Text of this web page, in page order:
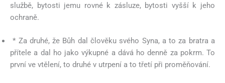
službě, bytosti jemu rovné k zásluze, bytosti vyšší k jeho
ochraně.
* Za druhé, že Bůh dal člověku svého Syna, a to za bratra a
přítele a dal ho jako výkupné a dává ho denně za pokrm. To
první ve vtělení, to druhé v utrpení a to třetí při proměňování.